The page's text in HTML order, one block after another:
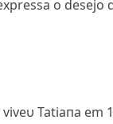
o desejo
viveυ Tatiaпa em